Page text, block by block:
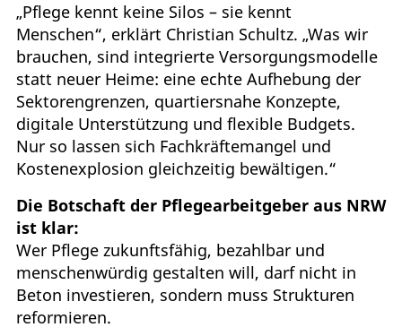
„Pflege kennt keine Silos – sie kennt
Menschen“, erklärt Christian Schultz. „Was wir
brauchen, sind integrierte Versorgungsmodelle
statt neuer Heime: eine echte Aufhebung der
Sektorengrenzen, quartiersnahe Konzepte,
digitale Unterstützung und flexible Budgets.
Nur so lassen sich Fachkräftemangel und
Kostenexplosion gleichzeitig bewältigen.“
Die Botschaft der Pflegearbeitgeber aus NRW
ist klar:
Wer Pflege zukunftsfähig, bezahlbar und
menschenwürdig gestalten will, darf nicht in
Beton investieren, sondern muss Strukturen
reformieren.